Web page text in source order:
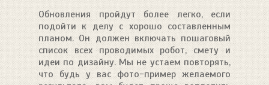
Обновления пройдут более легко, если
подойти к делу с хорошо составленным
планом. Он должен включать пошаговый
список всех проводимых робот, смету и
идеи по дизайну. Мы не устаем повторять,
что будь у вас фото-пример желаемого